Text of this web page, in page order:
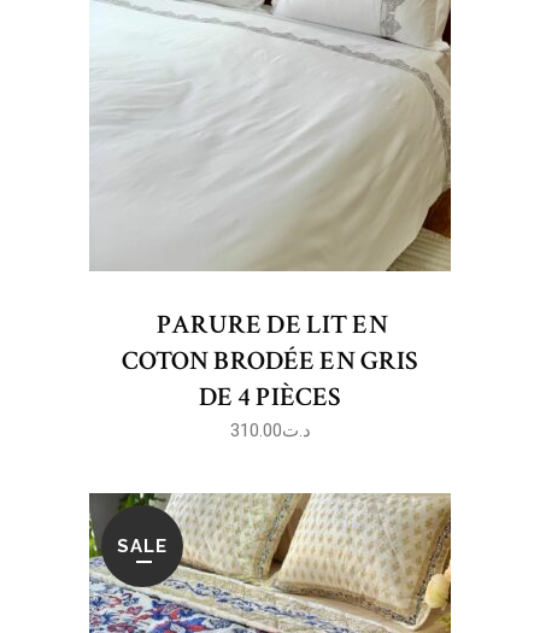
PARURE DE LIT EN
COTON BRODÉE EN GRIS
DE 4 PIÈCES
د.ت310.00
SALE